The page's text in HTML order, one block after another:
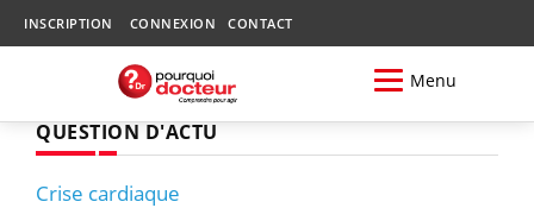
INSCRIPTION CONNEXION CONTACT
Menu
QUESTION D'ACTU
Crise cardiaque